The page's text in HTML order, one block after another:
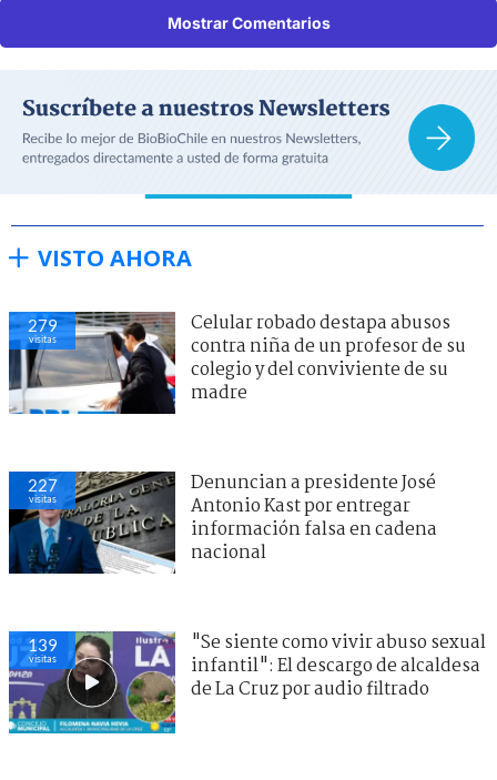
Mostrar Comentarios
VISTO AHORA
279
visitas
Celular robado destapa abusos
contra niña de un profesor de su
colegio y del conviviente de su
madre
227
visitas
Denuncian a presidente José
Antonio Kast por entregar
información falsa en cadena
nacional
139
visitas
"Se siente como vivir abuso sexual
infantil": El descargo de alcaldesa
de La Cruz por audio filtrado